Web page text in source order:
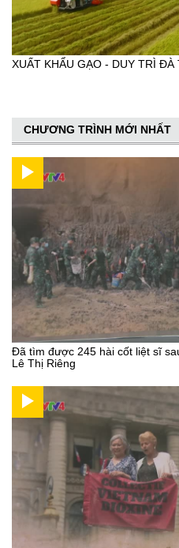
XUẤT KHẨU GẠO - DUY TRÌ
CHƯƠNG TRÌNH MỚI NHẤT
Đã tìm được 245 hài cốt liệt sĩ
Lê Thị Riêng